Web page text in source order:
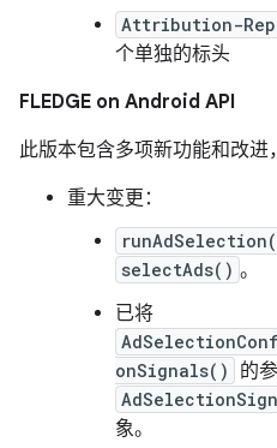
Attribution-
个单独的标头
FLEDGE on Android API
此版本包含多项新功能和改进
重大变更：
selectAds() 。
已将
onSignals()
的
象。